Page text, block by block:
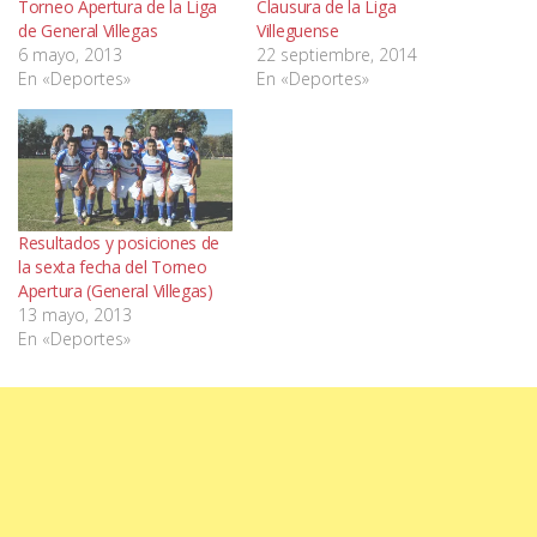
Torneo Apertura de la Liga
de General Villegas
6 mayo, 2013
En «Deportes»
Clausura de la Liga
Villeguense
22 septiembre, 2014
En «Deportes»
Resultados y posiciones de
la sexta fecha del Torneo
Apertura (General Villegas)
13 mayo, 2013
En «Deportes»